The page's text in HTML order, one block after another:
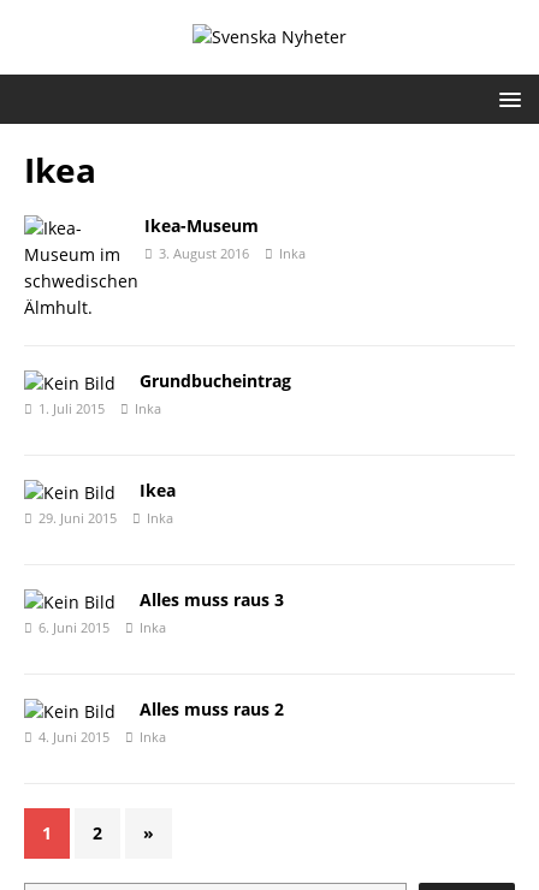
Ikea
Ikea-Museum
3. August 2016 Inka
Grundbucheintrag
1. Juli 2015 Inka
Ikea
29. Juni 2015 Inka
Alles muss raus 3
6. Juni 2015 Inka
Alles muss raus 2
4. Juni 2015 Inka
1 2 »